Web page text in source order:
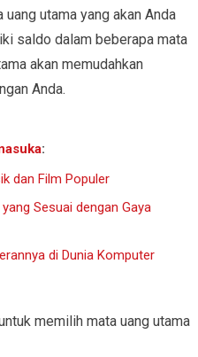
utama yang akan Anda
saldo dalam beberapa mata
akan memudahkan
Anda.
:
dan Film Populer
Sesuai dengan Gaya
di Dunia Komputer
memilih mata uang utama